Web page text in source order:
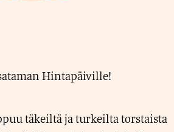
Hintapäiville!
täkeiltä ja turkeilta torstaista